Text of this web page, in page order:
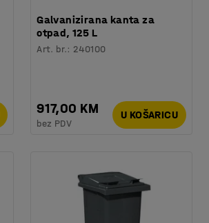
Galvanizirana kanta za
otpad, 125 L
Art. br.: 240100
917,00 KM
bez PDV
U KOŠARICU